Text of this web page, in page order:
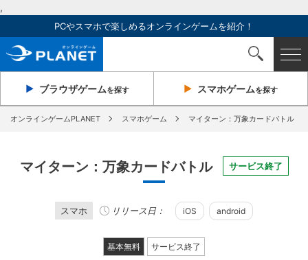
,
PCやスマホで楽しめるオンラインゲームを紹介！
ブラウザゲームを探す スマホゲームを探す
オンラインゲームPLANET スマホゲーム マイターン：万象カードバトル
マイターン：万象カードバトル サービス終了
スマホ リリース日： iOS android
基本無料 サービス終了